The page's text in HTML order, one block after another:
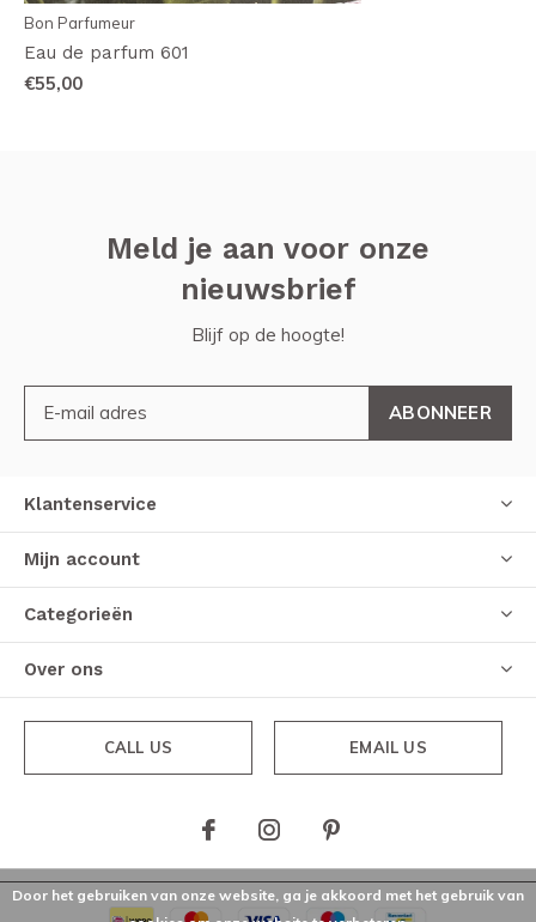
Bon Parfumeur
Eau de parfum 601
€55,00
Meld je aan voor onze
nieuwsbrief
Blijf op de hoogte!
ABONNEER
Klantenservice
Mijn account
Categorieën
Over ons
CALL US EMAIL US
Door het gebruiken van onze website, ga je akkoord met het gebruik van